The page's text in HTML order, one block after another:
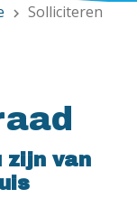
chevron_right Solliciteren
zijn van